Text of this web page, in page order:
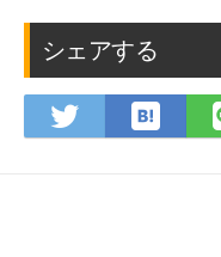
シェアする
で
は
て